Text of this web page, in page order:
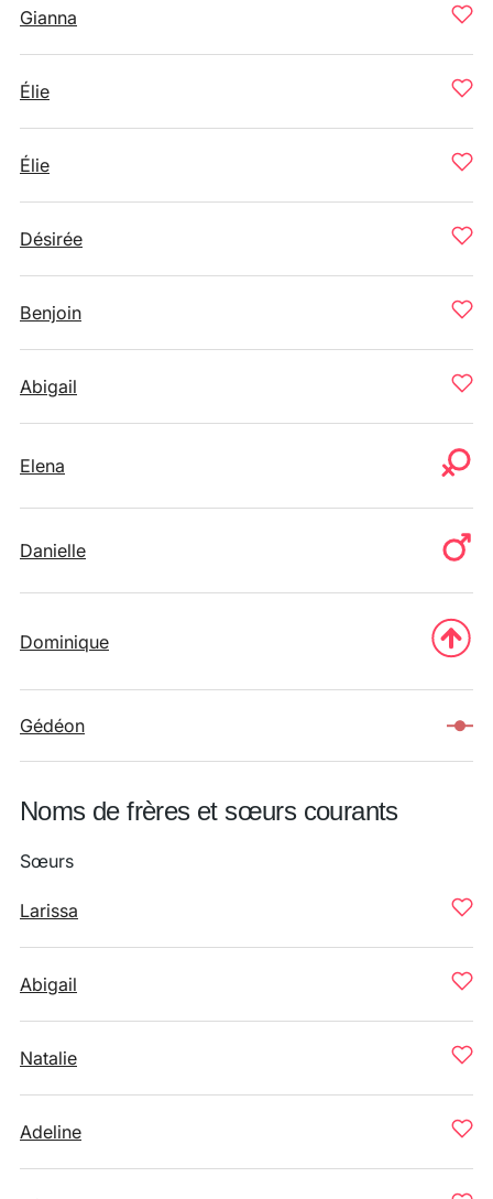
Gianna
Élie
Élie
Désirée
Benjoin
Abigail
Elena
Danielle
Dominique
Gédéon
Noms de frères et sœurs courants
Sœurs
Larissa
Abigail
Natalie
Adeline